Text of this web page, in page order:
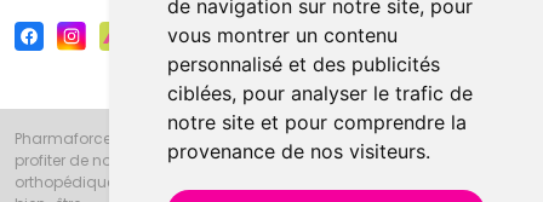
de navigation sur notre site, pour
vous montrer un contenu
personnalisé et des publicités
ciblées, pour analyser le trafic de
notre site et pour comprendre la
provenance de nos visiteurs.
Pharmaforce.fr et la Grande Pharmacie d’Amiens vous souhaitent de
profiter de notre accueil, de nos conseils pharmaceutiques,
orthopédiques, homéopathiques, parapharmaceutiques, beauté et